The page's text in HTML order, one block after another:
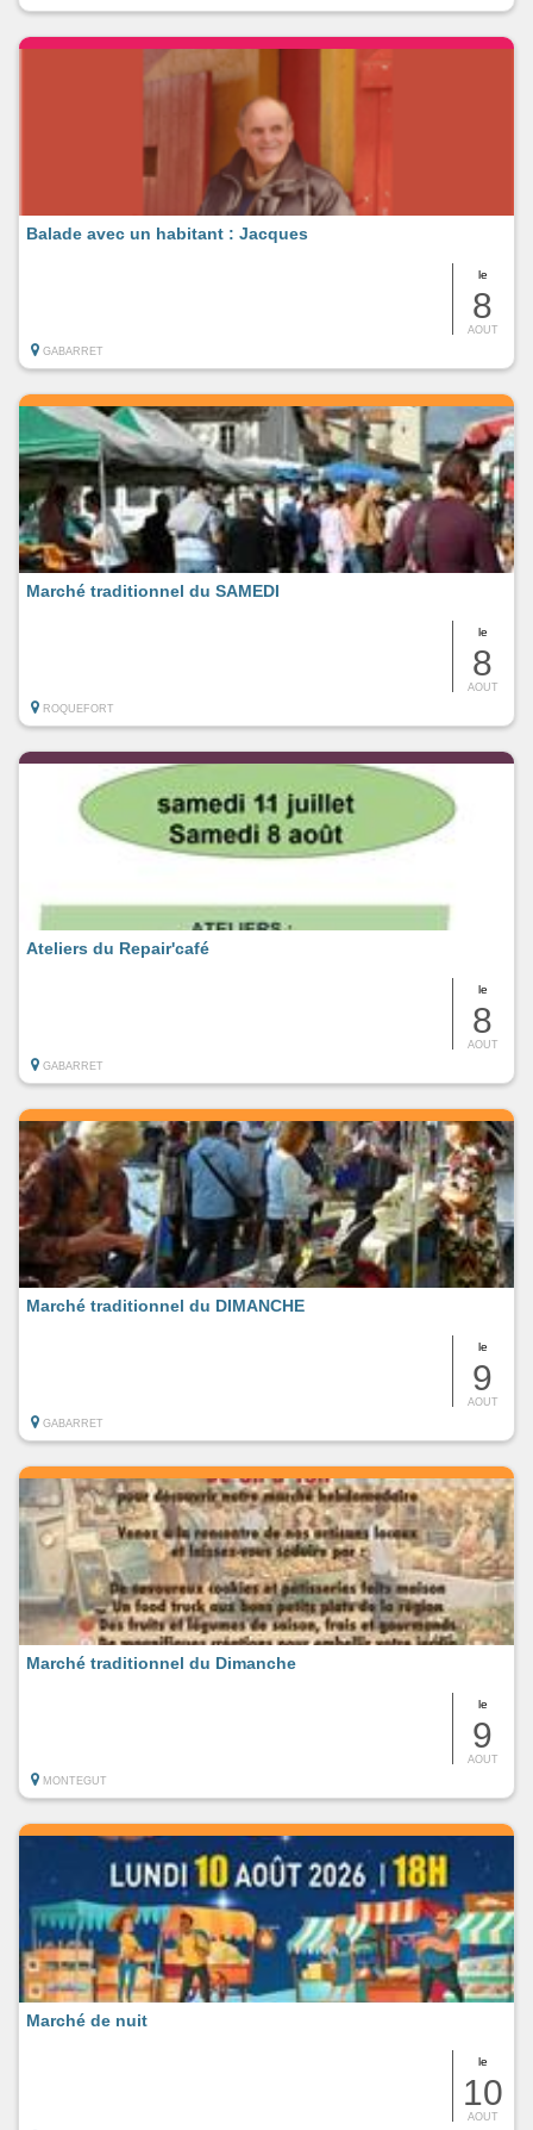
le
8
AOUT
Balade avec un habitant : Jacques
GABARRET
le
8
AOUT
Marché traditionnel du SAMEDI
ROQUEFORT
le
8
AOUT
Ateliers du Repair'café
GABARRET
le
9
AOUT
Marché traditionnel du DIMANCHE
GABARRET
le
9
AOUT
Marché traditionnel du Dimanche
MONTEGUT
le
10
AOUT
Marché de nuit